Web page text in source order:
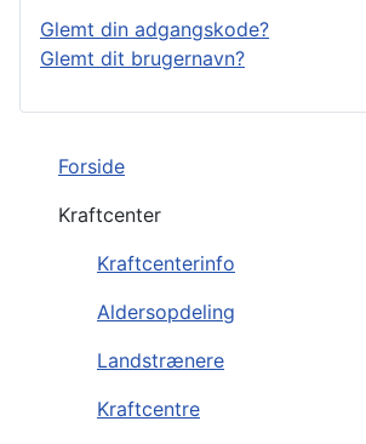
Forside
Kraftcenter
Kraftcenterinfo
Aldersopdeling
Landstrænere
Kraftcentre
Glemt din adgangskode?
Glemt dit brugernavn?